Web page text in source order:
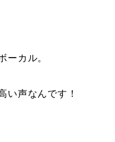
ーカル。
い声なんです！